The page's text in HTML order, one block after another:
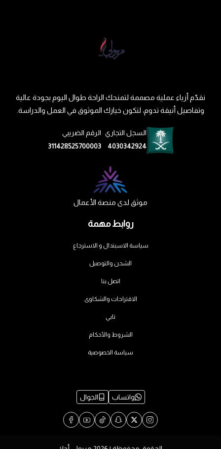
روابط مهمة
سياسة الاسبتدال و الاسترجاع
الشحن والتوصيل
اتصل بنا
الاقتراحات والشكاوى
تابي
الشروط والأحكام
سياسة الخصوصية
نقدّم أزياء عملية مصممة لتمنحك الراحة طوال اليوم بجودة عالية
وتفاصيل أنيقة تدوم، لتكون خيارك الموثوق في العمل والدراسة.
السجل التجاري
4030342924
الرقم الضريبي
311428525700003
موثق لدى منصة الأعمال
واتساب الجوال